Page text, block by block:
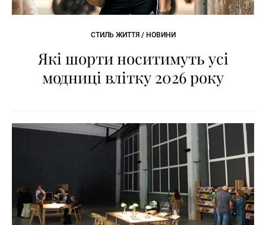
СТИЛЬ ЖИТТЯ / НОВИНИ
Які шорти носитимуть усі
модниці влітку 2026 року